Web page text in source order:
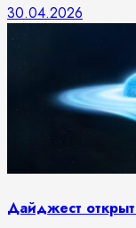
30.04.2026
Дайджест